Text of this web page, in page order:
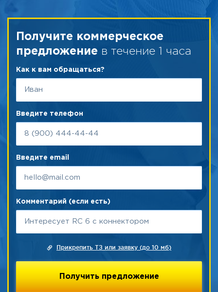
Получите коммерческое
предложение в течение 1 часа
Как к вам обращаться?
Введите телефон
Введите email
Комментарий (если есть)
Прикрепить ТЗ или заявку (до 10 мб)